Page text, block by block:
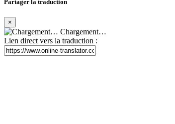
Partager la traduction
×
Chargement…
Lien direct vers la traduction :